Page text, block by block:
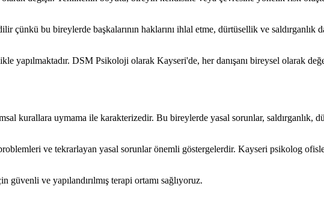
bu bireylerde başkalarının haklarını ihlal etme, dürtüsellik ve saldırganlık
yapılmaktadır. DSM Psikoloji olarak Kayseri'de, her danışanı bireysel olarak
kurallara uymama ile karakterizedir. Bu bireylerde yasal sorunlar, saldırganlık,
ve tekrarlayan yasal sorunlar önemli göstergelerdir. Kayseri psikolog
ve yapılandırılmış terapi ortamı sağlıyoruz.